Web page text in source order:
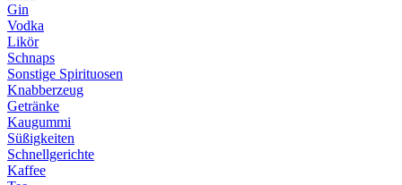
Gin
Vodka
Likör
Schnaps
Sonstige Spirituosen
Knabberzeug
Getränke
Kaugummi
Süßigkeiten
Schnellgerichte
Kaffee